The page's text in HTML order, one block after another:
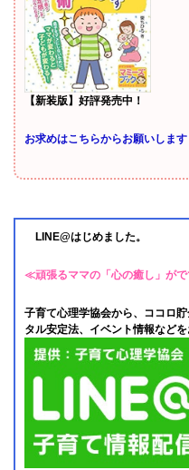
【新装版】好評発売中！
お求めはこちらからお願いします
LINE@はじめました。
≪頑張るママの「心の癒し」が
子育て心理学協会から、ココロ
タル安定法、イベント情報などを